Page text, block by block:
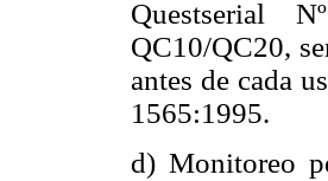
Questserial
QC10/QC20,
antes de cada
1565:1995.
d) Monitoreo